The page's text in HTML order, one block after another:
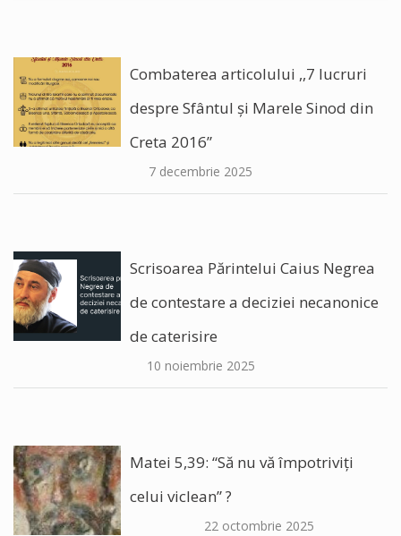
Combaterea articolului ,,7 lucruri
despre Sfântul și Marele Sinod din
Creta 2016”
7 decembrie 2025
Scrisoarea Părintelui Caius Negrea
de contestare a deciziei necanonice
de caterisire
10 noiembrie 2025
Matei 5,39: “Să nu vă împotriviți
celui viclean” ?
22 octombrie 2025